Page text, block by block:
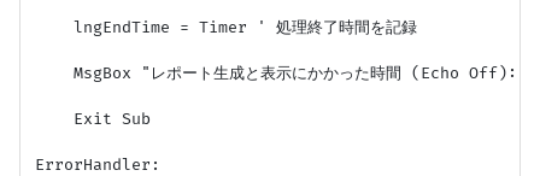
    lngEndTime = Timer ' 処理終了時間を記録
MsgBox "レポート生成と表示にかかった時間 (Echo
    Exit Sub
ErrorHandler: